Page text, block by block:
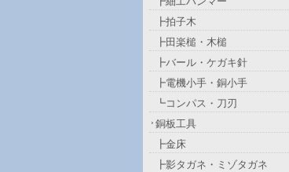
┣拍子木
┣田楽槌・木槌
┣バール・ケガキ針
┣電機小手・銅小手
┗コンパス・刀刃
銅板工具
┣金床
┣影タガネ・ミゾタガネ